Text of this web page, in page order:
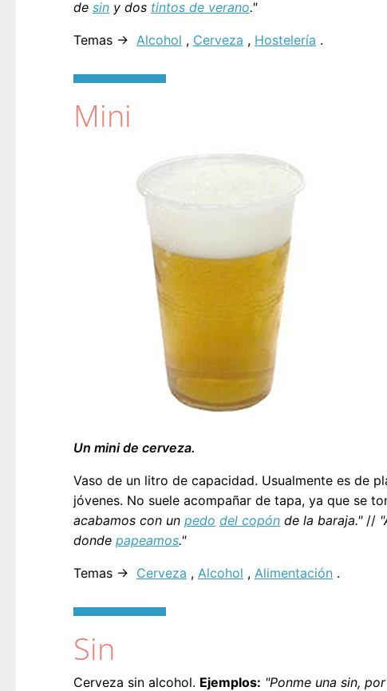
de sin y dos tintos de verano."
Temas → Alcohol , Cerveza , Hostelería .
Mini
Un mini de cerveza.
Vaso de un litro de capacidad. Usualmente es de
jóvenes. No suele acompañar de tapa, ya que se
acabamos con un pedo del copón de la baraja."//
donde papeamos."
Temas → Cerveza , Alcohol , Alimentación .
Sin
Cerveza sin alcohol. Ejemplos: "Ponme una sin,